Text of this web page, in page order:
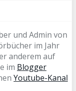
und Admin von
im Jahr
anderem auf
im Blogger
Youtube-Kanal